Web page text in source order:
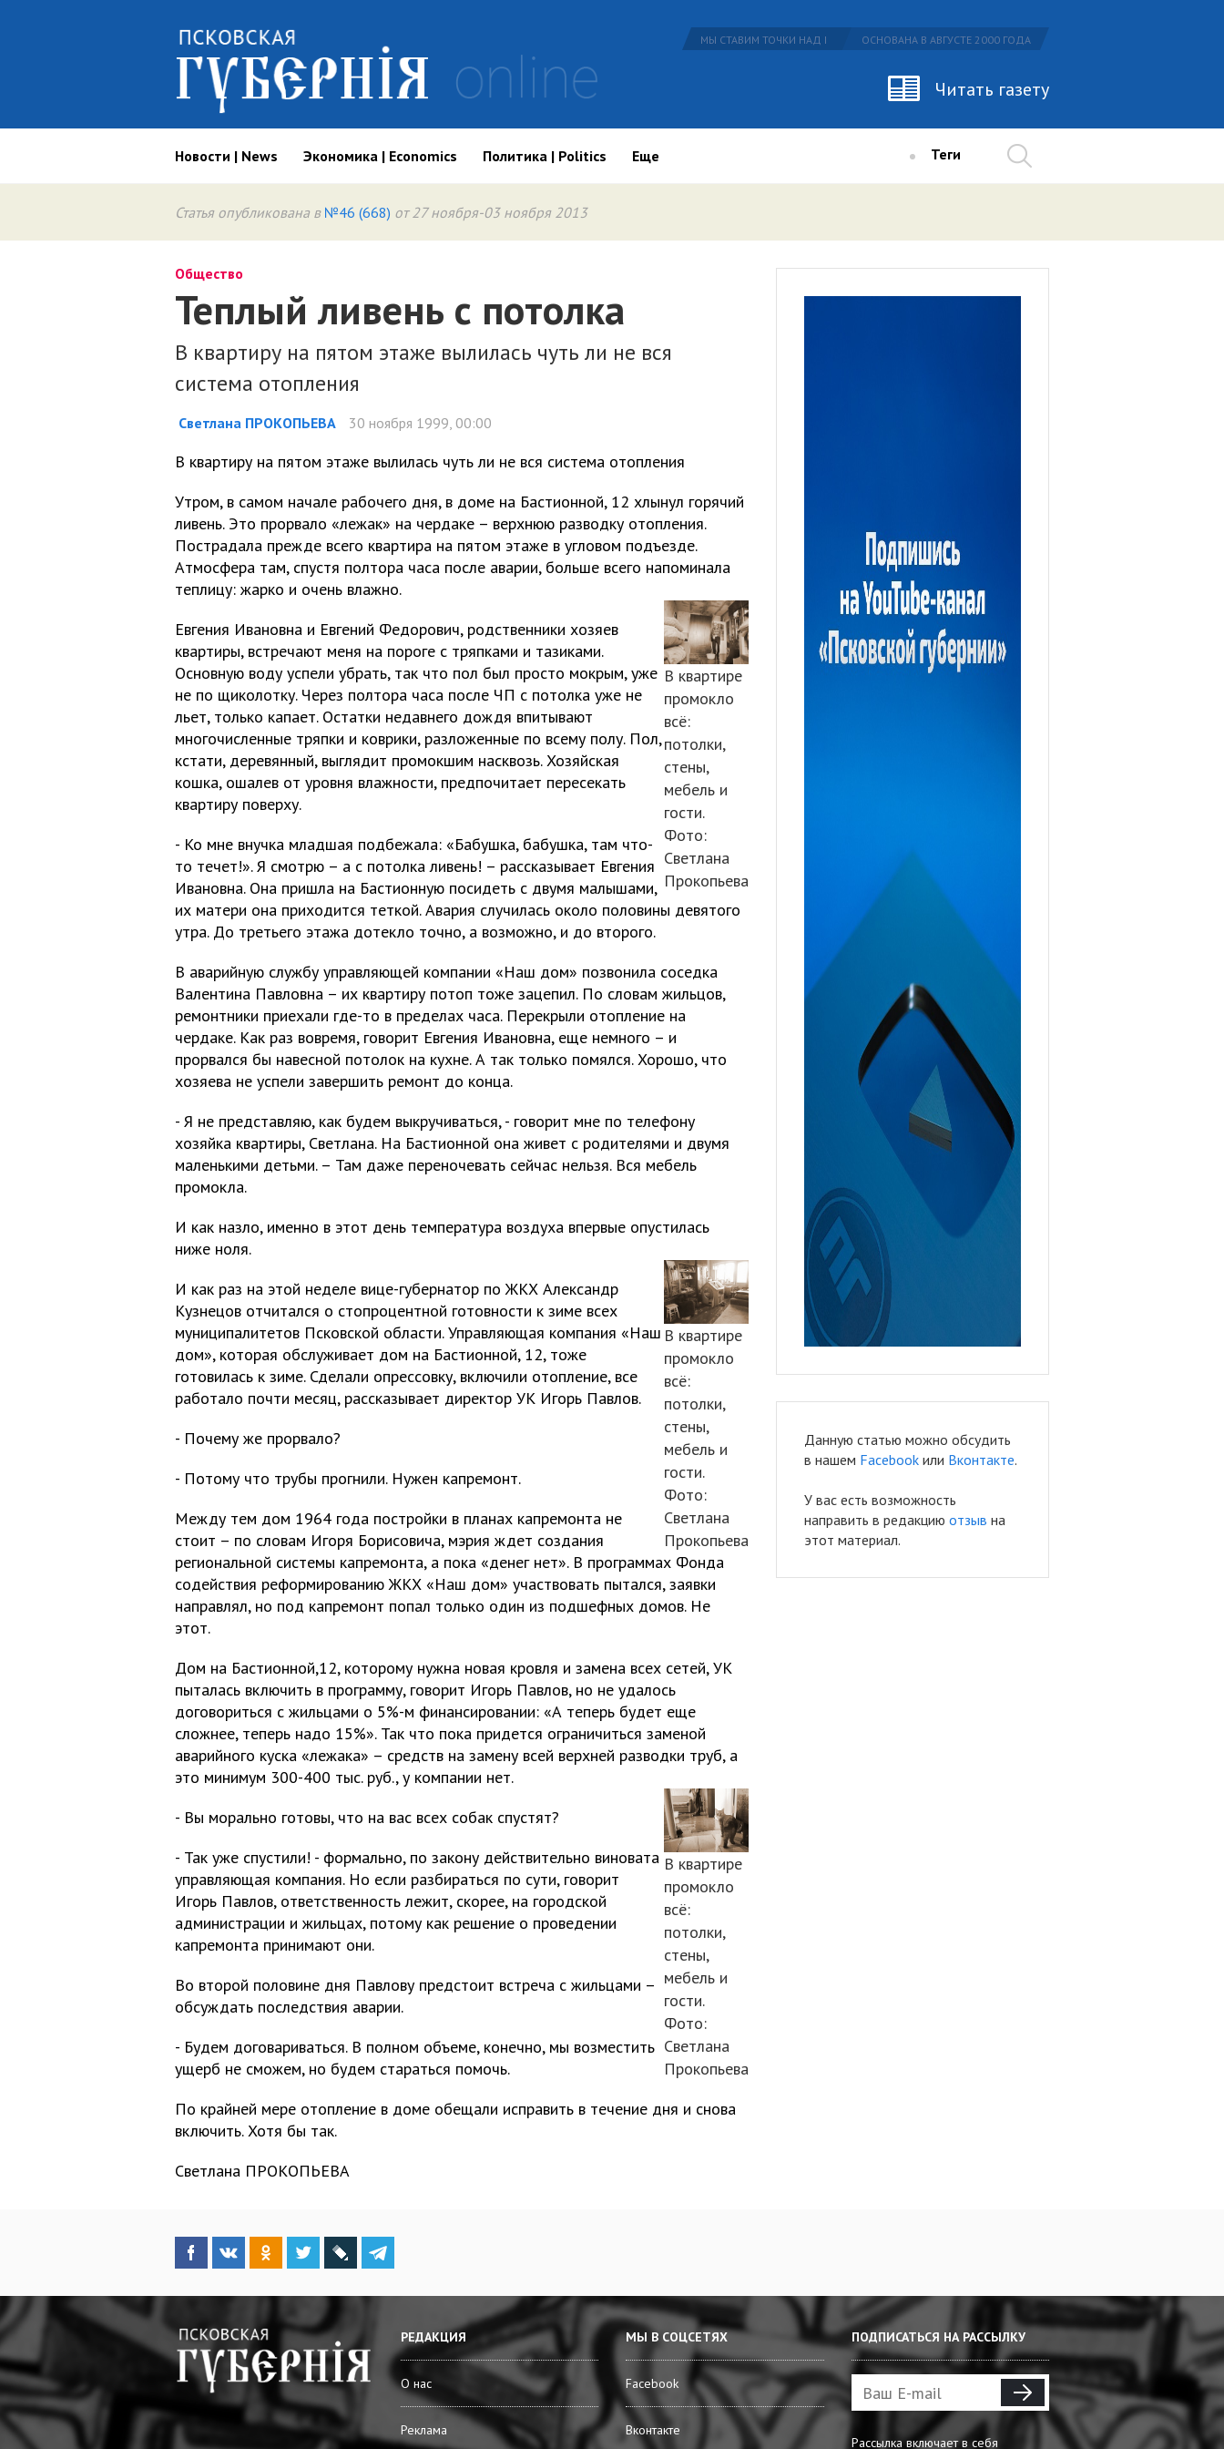
МЫ СТАВИМ ТОЧКИ НАД I ОСНОВАНА В АВГУСТЕ 2000 ГОДА
Читать газету
Новости | News Экономика | Economics Политика | Politics Еще Теги
Статья опубликована в №46 (668) от 27 ноября-03 ноября 2013
Общество
Теплый ливень с потолка
В квартиру на пятом этаже вылилась чуть ли не вся
система отопления
Светлана ПРОКОПЬЕВА 30 ноября 1999, 00:00
В квартиру на пятом этаже вылилась чуть ли не вся система отопления
Утром, в самом начале рабочего дня, в доме на Бастионной, 12 хлынул горячий
ливень. Это прорвало «лежак» на чердаке – верхнюю разводку отопления.
Пострадала прежде всего квартира на пятом этаже в угловом подъезде.
Атмосфера там, спустя полтора часа после аварии, больше всего напоминала
теплицу: жарко и очень влажно.
В квартире
промокло
всё:
потолки,
стены,
мебель и
гости.
Фото:
Светлана
Прокопьева
Евгения Ивановна и Евгений Федорович, родственники хозяев
квартиры, встречают меня на пороге с тряпками и тазиками.
Основную воду успели убрать, так что пол был просто мокрым, уже
не по щиколотку. Через полтора часа после ЧП с потолка уже не
льет, только капает. Остатки недавнего дождя впитывают
многочисленные тряпки и коврики, разложенные по всему полу. Пол,
кстати, деревянный, выглядит промокшим насквозь. Хозяйская
кошка, ошалев от уровня влажности, предпочитает пересекать
квартиру поверху.
- Ко мне внучка младшая подбежала: «Бабушка, бабушка, там что-
то течет!». Я смотрю – а с потолка ливень! – рассказывает Евгения
Ивановна. Она пришла на Бастионную посидеть с двумя малышами,
их матери она приходится теткой. Авария случилась около половины девятого
утра. До третьего этажа дотекло точно, а возможно, и до второго.
В аварийную службу управляющей компании «Наш дом» позвонила соседка
Валентина Павловна – их квартиру потоп тоже зацепил. По словам жильцов,
ремонтники приехали где-то в пределах часа. Перекрыли отопление на
чердаке. Как раз вовремя, говорит Евгения Ивановна, еще немного – и
прорвался бы навесной потолок на кухне. А так только помялся. Хорошо, что
хозяева не успели завершить ремонт до конца.
- Я не представляю, как будем выкручиваться, - говорит мне по телефону
хозяйка квартиры, Светлана. На Бастионной она живет с родителями и двумя
маленькими детьми. – Там даже переночевать сейчас нельзя. Вся мебель
промокла.
И как назло, именно в этот день температура воздуха впервые опустилась
ниже ноля.
В квартире
промокло
всё:
потолки,
стены,
мебель и
гости.
Фото:
Светлана
Прокопьева
И как раз на этой неделе вице-губернатор по ЖКХ Александр
Кузнецов отчитался о стопроцентной готовности к зиме всех
муниципалитетов Псковской области. Управляющая компания «Наш
дом», которая обслуживает дом на Бастионной, 12, тоже
готовилась к зиме. Сделали опрессовку, включили отопление, все
работало почти месяц, рассказывает директор УК Игорь Павлов.
- Почему же прорвало?
- Потому что трубы прогнили. Нужен капремонт.
Между тем дом 1964 года постройки в планах капремонта не
стоит – по словам Игоря Борисовича, мэрия ждет создания
региональной системы капремонта, а пока «денег нет». В программах Фонда
содействия реформированию ЖКХ «Наш дом» участвовать пытался, заявки
направлял, но под капремонт попал только один из подшефных домов. Не
этот.
Дом на Бастионной,12, которому нужна новая кровля и замена всех сетей, УК
пыталась включить в программу, говорит Игорь Павлов, но не удалось
договориться с жильцами о 5%-м финансировании: «А теперь будет еще
сложнее, теперь надо 15%». Так что пока придется ограничиться заменой
аварийного куска «лежака» – средств на замену всей верхней разводки труб, а
это минимум 300-400 тыс. руб., у компании нет.
В квартире
промокло
всё:
потолки,
стены,
мебель и
гости.
Фото:
Светлана
Прокопьева
- Вы морально готовы, что на вас всех собак спустят?
- Так уже спустили! - формально, по закону действительно виновата
управляющая компания. Но если разбираться по сути, говорит
Игорь Павлов, ответственность лежит, скорее, на городской
администрации и жильцах, потому как решение о проведении
капремонта принимают они.
Во второй половине дня Павлову предстоит встреча с жильцами –
обсуждать последствия аварии.
- Будем договариваться. В полном объеме, конечно, мы возместить
ущерб не сможем, но будем стараться помочь.
По крайней мере отопление в доме обещали исправить в течение дня и снова
включить. Хотя бы так.
Светлана ПРОКОПЬЕВА
Данную статью можно обсудить
в нашем Facebook или Вконтакте.
У вас есть возможность
направить в редакцию отзыв на
этот материал.
РЕДАКЦИЯ
О нас
Реклама
МЫ В СОЦСЕТЯХ
Facebook
Вконтакте
ПОДПИСАТЬСЯ НА РАССЫЛКУ
Рассылка включает в себя